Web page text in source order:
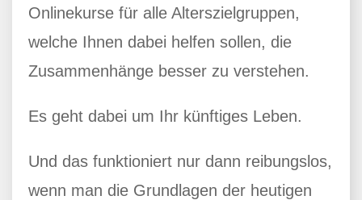
Onlinekurse für alle Alterszielgruppen,
welche Ihnen dabei helfen sollen, die
Zusammenhänge besser zu verstehen.
Es geht dabei um Ihr künftiges Leben.
Und das funktioniert nur dann reibungslos,
wenn man die Grundlagen der heutigen